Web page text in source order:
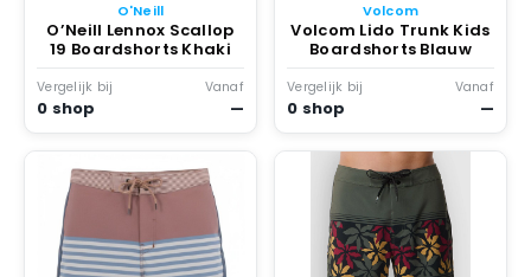
O'Neill
O’Neill Lennox Scallop
19 Boardshorts Khaki
Vergelijk bij
0 shop
Vanaf
—
Volcom
Volcom Lido Trunk Kids
Boardshorts Blauw
Vergelijk bij
0 shop
Vanaf
—